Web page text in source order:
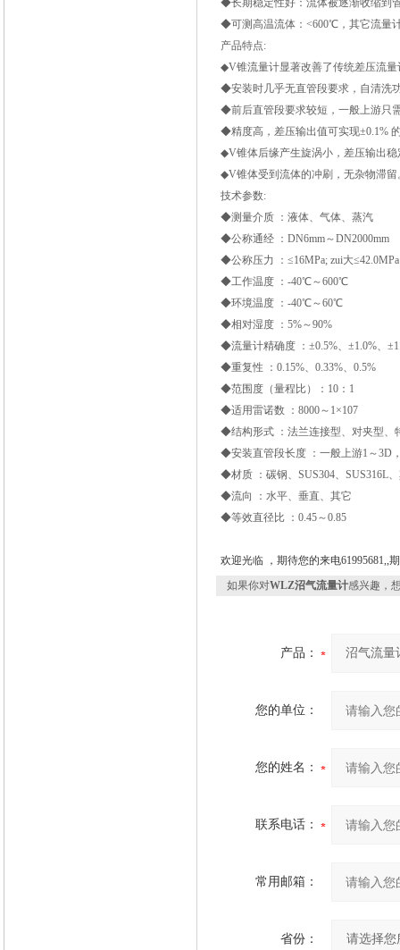
◆长期稳定性好：流体被逐渐收缩到
◆可测高温流体：<600℃ ，其它流量
产品特点:
◆V锥流量计显著改善了传统差压流
◆安装时几乎无直管段要求，自清洗
◆前后直管段要求较短，一般上游只
◆精度高，差压输出值可实现±0.1%
◆V锥体后缘产生旋涡小，差压输出稳
◆V锥体受到流体的冲刷，无杂物滞留
技术参数:
◆测量介质 ：液体、气体、蒸汽
◆公称通经 ：DN6mm～DN2000mm
◆公称压力 ：≤16MPa; zui大≤42.0MPa
◆工作温度 ：-40℃～600℃
◆环境温度 ：-40℃～60℃
◆相对湿度 ：5%～90%
◆流量计精确度 ：±0.5%、±1.0%、
◆重复性 ：0.15%、0.33%、0.5%
◆范围度（量程比）：10：1
◆适用雷诺数 ：8000～1×107
◆结构形式 ：法兰连接型、对夹型、
◆安装直管段长度 ：一般上游1～3D
◆材质 ：碳钢、SUS304、SUS316L
◆流向 ：水平、垂直、其它
◆等效直径比 ：0.45～0.85
欢迎光临 ，期待您的来电61995681,,
如果你对WLZ沼气流量计感兴趣，
产品：
您的单位：
您的姓名：
联系电话：
常用邮箱：
省份：